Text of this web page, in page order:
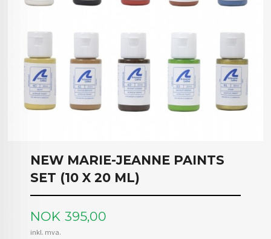
NEW MARIE-JEANNE PAINTS
SET (10 X 20 ML)
Pris
NOK 395,00
inkl. mva.